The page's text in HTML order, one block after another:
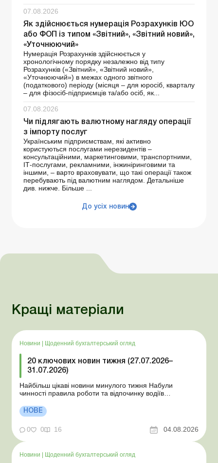
07.08.2026
Як здійснюється нумерація Розрахунків ЮО
або ФОП із типом «Звітний», «Звітний новий»,
«Уточнюючий»
Нумерація Розрахунків здійснюється у
хронологічному порядку незалежно від типу
Розрахунків («Звітний», «Звітний новий»,
«Уточнюючий») в межах одного звітного
(податкового) періоду (місяця – для юросіб, кварталу
– для фізосіб-підприємців та/або осіб, як...
07.08.2026
Чи підлягають валютному нагляду операції
з імпорту послуг
Українським підприємствам, які активно
користуються послугами нерезидентів –
консультаційними, маркетинговими, транспортними,
ІТ-послугами, рекламними, інжиніринговими та
іншими, – варто враховувати, що такі операції також
перебувають під валютним наглядом. Детальніше
див. нижче. Більше ...
До усіх новин
Кращі матеріали
Новини Щоденний бухгалтерський огляд
20 ключових новин тижня (27.07.2026–
31.07.2026)
Найбільш цікаві новини минулого тижня Набули
чинності правила роботи та відпочинку водіїв
стан Для сільгосппідприємств і ФОП запроваджено нові
одноразові статистичні форми З 2 серпня змінюється
порядок зарахування окремих періодів роботи до стр...
НОВЕ
0 0 16 04.08.2026
Новини Щоденний бухгалтерський огляд